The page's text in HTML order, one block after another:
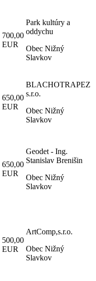
700,00
EUR
Park kultúry a
oddychu
Obec Nižný
Slavkov
650,00
EUR
BLACHOTRAPEZ
s.r.o.
Obec Nižný
Slavkov
650,00
EUR
Geodet - Ing.
Stanislav Brenišin
Obec Nižný
Slavkov
500,00
EUR
ArtComp,s.r.o.
Obec Nižný
Slavkov